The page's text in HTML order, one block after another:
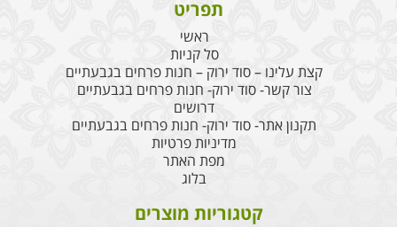
תפריט
ראשי
סל קניות
קצת עלינו – סוד ירוק – חנות פרחים בגבעתיים
צור קשר- סוד ירוק- חנות פרחים בגבעתיים
דרושים
תקנון אתר- סוד ירוק- חנות פרחים בגבעתיים
מדיניות פרטיות
מפת האתר
בלוג
קטגוריות מוצרים